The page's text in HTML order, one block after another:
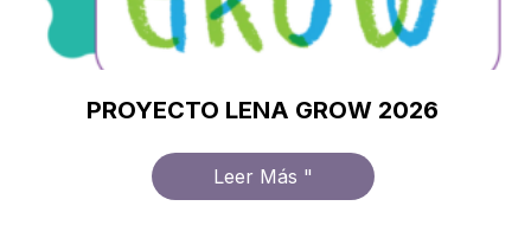
PROYECTO LENA GROW 2026
Leer Más "